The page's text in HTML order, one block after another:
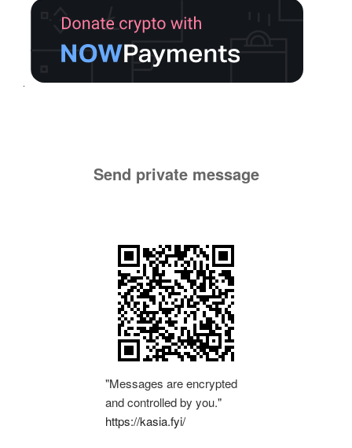
Send private message
"Messages are encrypted
and controlled by you."
https://kasia.fyi/